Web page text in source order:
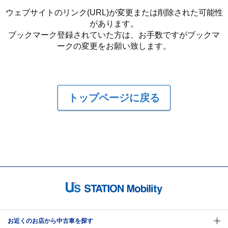
ウェブサイトのリンク(URL)が変更または削除された可能性
があります。
ブックマーク登録されていた方は、お手数ですがブックマ
ークの変更をお願い致します。
トップページに戻る
お近くのお店から中古車を探す